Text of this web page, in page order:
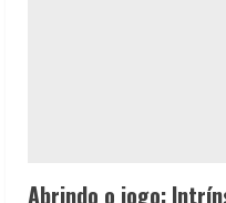
Abrindo o jogo: